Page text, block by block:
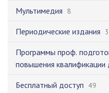
Мультимедия 8
Периодические издания
Программы проф.
повышения квалификации
Бесплатный доступ 49